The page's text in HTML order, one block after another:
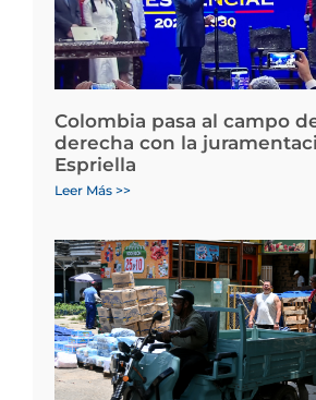
Colombia pasa al campo
derecha con la
Espriella
Leer Más >>